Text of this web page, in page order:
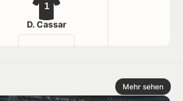
1
D. Cassar
Mehr sehen